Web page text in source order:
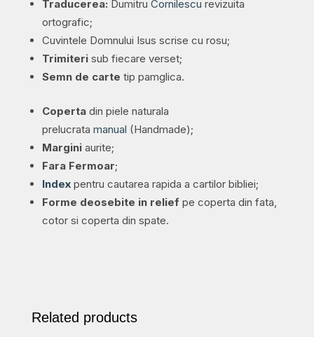
IsusTraducerea: Dumitru Cornilescu revizuita
ortografic;
Cuvintele Domnului Isus scrise cu rosu;
Trimiterisub fiecare verset;
Semn de carte tip pamglica.
Copertadin piele naturala
prelucrata manual (Handmade);
Marginiaurite;
Fara Fermoar;
Indexpentru cautarea rapida a cartilor bibliei;
Forme deosebite in relief pe coperta din fata,
cotor si coperta din spate.
Related products